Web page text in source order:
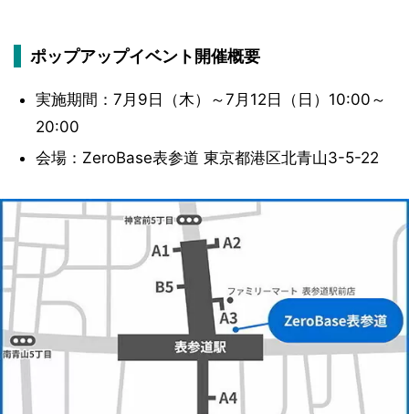
ポップアップイベント開催概要
実施期間：7月9日（木）～7月12日（日）10:00～
20:00
会場：ZeroBase表参道 東京都港区北青山3-5-22